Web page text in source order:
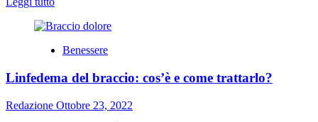
più
Meglio
tutina
lo
Benessere
Linfedema del braccio: cos’è e come trattarlo?
Redazione Ottobre 23, 2022